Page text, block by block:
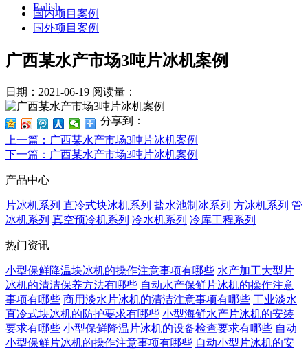
Enlish
国内项目案例
国外项目案例
广西某水产市场3吨片冰机案例
日期：2021-06-19 阅读量：
分享到：
上一篇 ：广西某水产市场3吨片冰机案例
下一篇 ：广西某水产市场3吨片冰机案例
产品中心
片冰机系列 直冷式块冰机系列 盐水池制冰系列 方冰机系列 管
冰机系列 真空预冷机系列 冷水机系列 冷库工程系列
热门资讯
小型保鲜降温块冰机的操作注意事项有哪些 水产加工大型片
冰机的清洁保养方法有哪些 自动水产保鲜片冰机的操作注意
事项有哪些 商用淡水片冰机的清洁注意事项有哪些 工业淡水
直冷式块冰机的防护要求有哪些 小型海鲜水产片冰机的安装
要求有哪些 小型保鲜降温片冰机的设备检查要求有哪些 自动
小型保鲜片冰机的操作注意事项有哪些 自动小型片冰机的安